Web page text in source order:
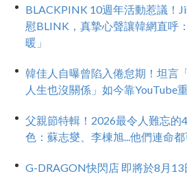
BLACKPINK 10週年活動惹議！
慰BLINK，真摯心聲讓韓網直呼
暖」
韓佳人自曝曾陷入倦怠期！坦言
人生也沒關係」如今靠YouTube
父親節特輯！2026最令人難忘的
色：蘇志燮、李棟旭...他們連命
G-DRAGON快閃店 即將於8月13